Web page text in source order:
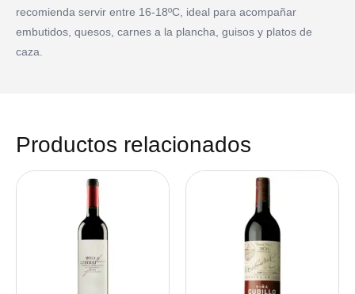
recomienda servir entre 16-18ºC, ideal para acompañar
embutidos, quesos, carnes a la plancha, guisos y platos de
caza.
Productos relacionados